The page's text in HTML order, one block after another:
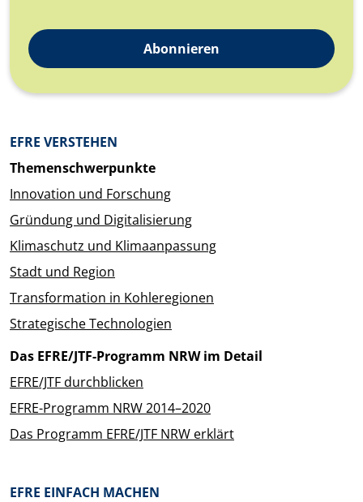
Abonnieren
Überblick: Inhalte
EFRE VERSTEHEN
Themenschwerpunkte
Innovation und Forschung
Gründung und Digitalisierung
Klimaschutz und Klimaanpassung
Stadt und Region
Transformation in Kohleregionen
Strategische Technologien
Das EFRE/JTF-Programm NRW im Detail
EFRE/JTF durchblicken
EFRE-Programm NRW 2014–2020
Das Programm EFRE/JTF NRW erklärt
EFRE EINFACH MACHEN